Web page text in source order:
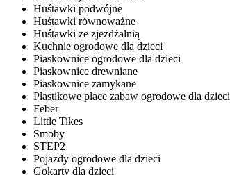
Huśtawki podwójne
Huśtawki równoważne
Huśtawki ze zjeżdżalnią
Kuchnie ogrodowe dla dzieci
Piaskownice ogrodowe dla dzieci
Piaskownice drewniane
Piaskownice zamykane
Plastikowe place zabaw ogrodowe dla dzieci
Feber
Little Tikes
Smoby
STEP2
Pojazdy ogrodowe dla dzieci
Gokarty dla dzieci